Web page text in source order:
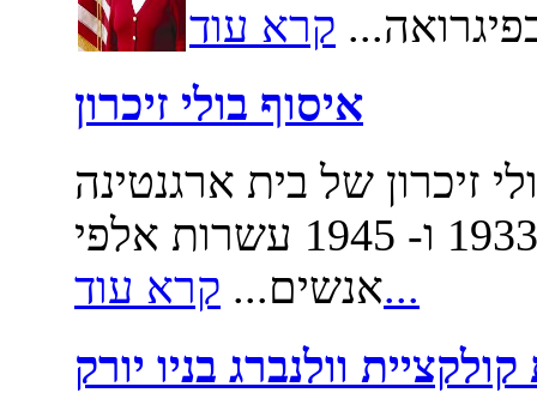
איסוף בולי זיכרון
זיכרון של בית ארגנטינה
בישראל ארץ הקודש. בין השנים 1933 ו- 1945 עשרות אלפי
אנשים...קרא עוד...
וולנברג בניו יורק